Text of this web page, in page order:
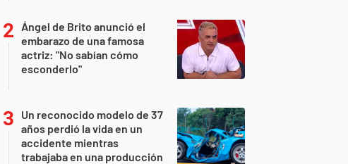
Ángel de Brito anunció el
embarazo de una famosa
actriz: "No sabían cómo
esconderlo"
Un reconocido modelo de 37
años perdió la vida en un
accidente mientras
trabajaba en una producción